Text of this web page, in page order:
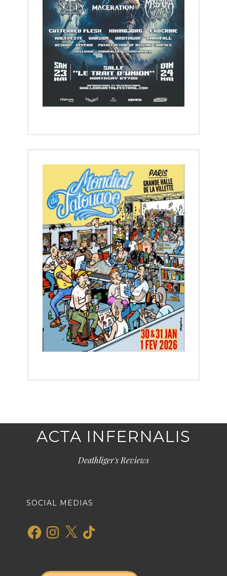
ACTA INFERNALIS
Deathliger's Reviews
SOCIAL MEDIAS
FacebookInstagram
X TikTok